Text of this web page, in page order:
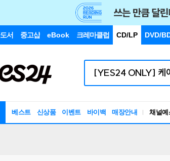
서 중고샵 eBook 크레마클럽 CD/LP DVD/
베스트 신상품 이벤트 바이백 매장안내 채널예